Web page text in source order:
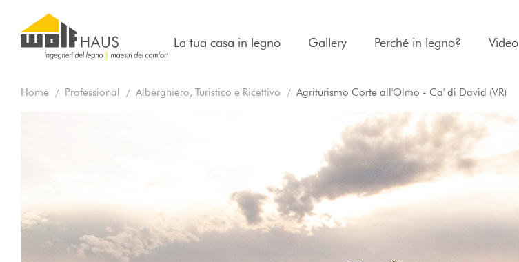
La tua casa in legno Gallery Perché in legno? Video
Home Professional Alberghiero, Turistico e Ricettivo Agriturismo Corte all'Olmo - Ca' di David (VR)